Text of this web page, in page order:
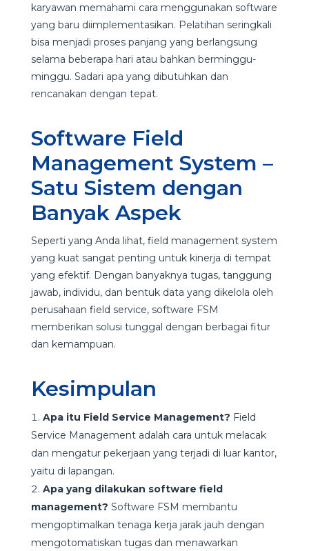
karyawan memahami cara menggunakan software
yang baru diimplementasikan. Pelatihan seringkali
bisa menjadi proses panjang yang berlangsung
selama beberapa hari atau bahkan berminggu-
minggu. Sadari apa yang dibutuhkan dan
rencanakan dengan tepat.
Software Field
Management System –
Satu Sistem dengan
Banyak Aspek
Seperti yang Anda lihat, field management system
yang kuat sangat penting untuk kinerja di tempat
yang efektif. Dengan banyaknya tugas, tanggung
jawab, individu, dan bentuk data yang dikelola oleh
perusahaan field service, software FSM
memberikan solusi tunggal dengan berbagai fitur
dan kemampuan.
Kesimpulan
Apa itu Field Service Management? Field
Service Management adalah cara untuk melacak
dan mengatur pekerjaan yang terjadi di luar kantor,
yaitu di lapangan.
Apa yang dilakukan software field
management? Software FSM membantu
mengoptimalkan tenaga kerja jarak jauh dengan
mengotomatiskan tugas dan menawarkan